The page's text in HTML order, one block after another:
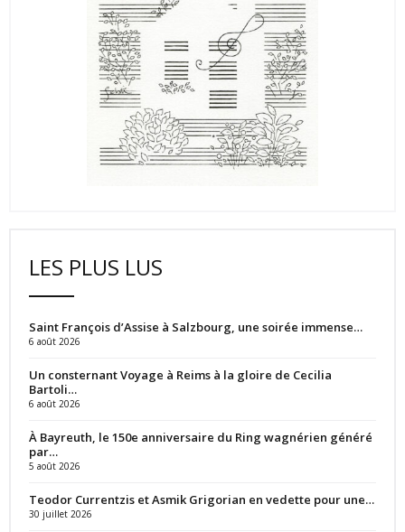
LES PLUS LUS
Saint François d’Assise à Salzbourg, une soirée immense…
6 août 2026
Un consternant Voyage à Reims à la gloire de Cecilia
Bartoli…
6 août 2026
À Bayreuth, le 150e anniversaire du Ring wagnérien généré
par…
5 août 2026
Teodor Currentzis et Asmik Grigorian en vedette pour une…
30 juillet 2026